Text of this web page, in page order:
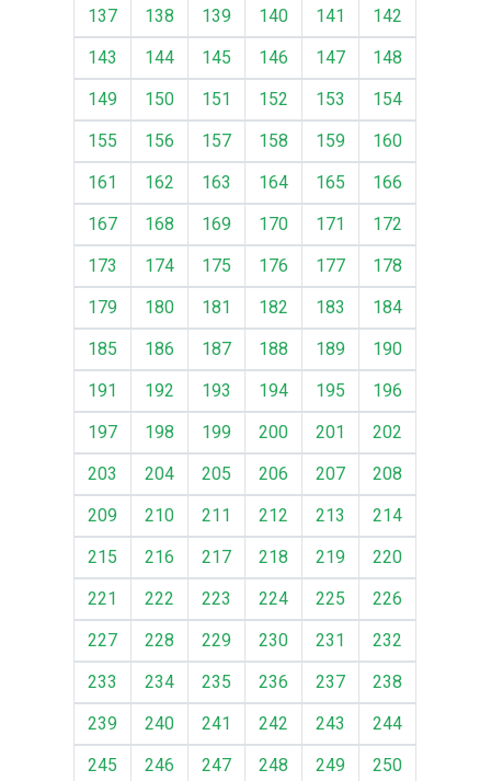
137
138 139 140 141
142
143
144 145 146 147
148
149
150 151 152 153
154
155
156 157 158 159
160
161
162 163 164 165
166
167
168 169 170 171
172
173
174 175 176 177
178
179
180 181 182 183
184
185
186 187 188 189
190
191
192 193 194 195
196
197
198 199 200 201
202
203
204 205 206 207
208
209
210 211 212 213
214
215
216 217 218 219
220
221
222 223 224 225
226
227
228 229 230 231
232
233
234 235 236 237
238
239
240 241 242 243
244
245
246 247 248 249
250